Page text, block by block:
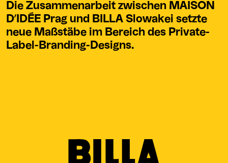
Die Zusammenarbeit zwischen MAISON
D’IDÉE Prag und BILLA Slowakei setzte
neue Maßstäbe im Bereich des Private-
Label-Branding-Designs.